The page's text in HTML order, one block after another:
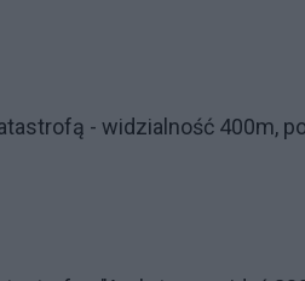
- widzialność 400m,